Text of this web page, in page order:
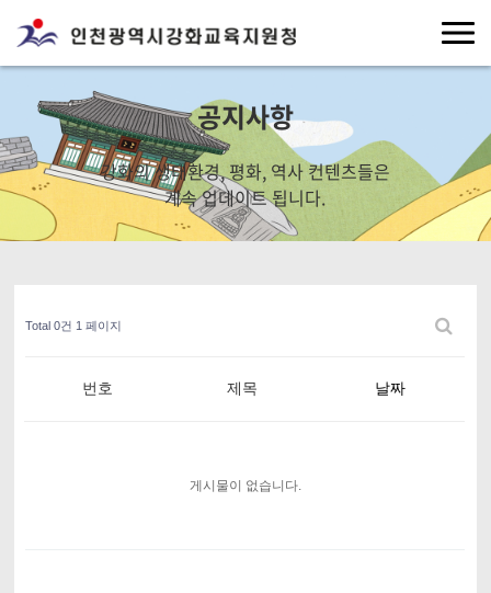
공지사항
강화의 생태환경, 평화, 역사 컨텐츠들은
계속 업데이트 됩니다.
Total 0건 1 페이지
번호 제목 날짜
게시물이 없습니다.